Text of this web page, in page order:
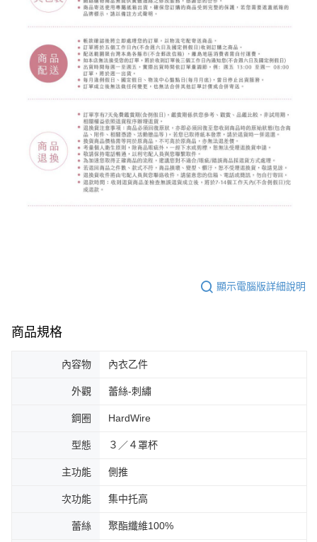
顯示電腦版詳細說明
商品規格
內容物 內衣乙件
外觀 蕾絲-刺繡
鋼圈 HardWire
型態 ３／４罩杯
主功能 側推
次功能 集中托高
蕾絲 聚酯纖維100%